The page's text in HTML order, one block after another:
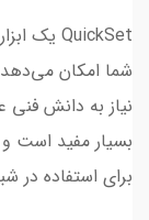
شما امکان
نیاز به دانش فنی
بسیار مفید است
برای استفاده در